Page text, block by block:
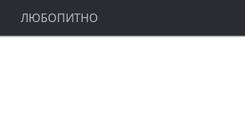
ЛЮБОПИТНО